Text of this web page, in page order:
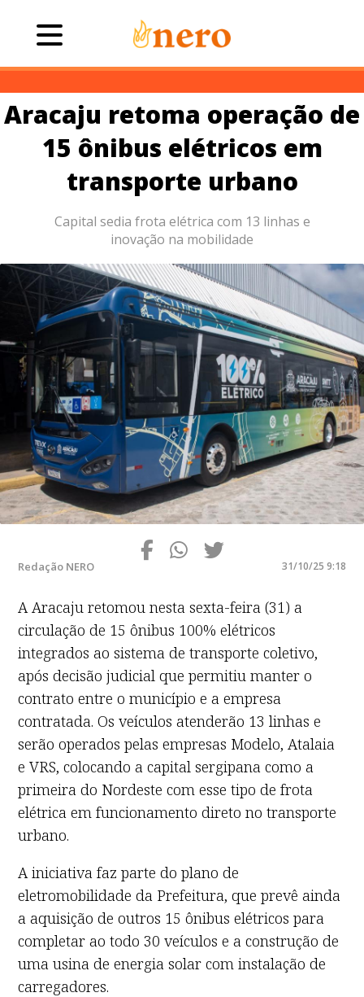
Aracaju retoma operação de
15 ônibus elétricos em
transporte urbano
Capital sedia frota elétrica com 13 linhas e
inovação na mobilidade
Redação NERO 31/10/25 9:18
A Aracaju retomou nesta sexta-feira (31) a
circulação de 15 ônibus 100% elétricos
integrados ao sistema de transporte coletivo,
após decisão judicial que permitiu manter o
contrato entre o município e a empresa
contratada. Os veículos atenderão 13 linhas e
serão operados pelas empresas Modelo, Atalaia
e VRS, colocando a capital sergipana como a
primeira do Nordeste com esse tipo de frota
elétrica em funcionamento direto no transporte
urbano.
A iniciativa faz parte do plano de
eletromobilidade da Prefeitura, que prevê ainda
a aquisição de outros 15 ônibus elétricos para
completar ao todo 30 veículos e a construção de
uma usina de energia solar com instalação de
carregadores.